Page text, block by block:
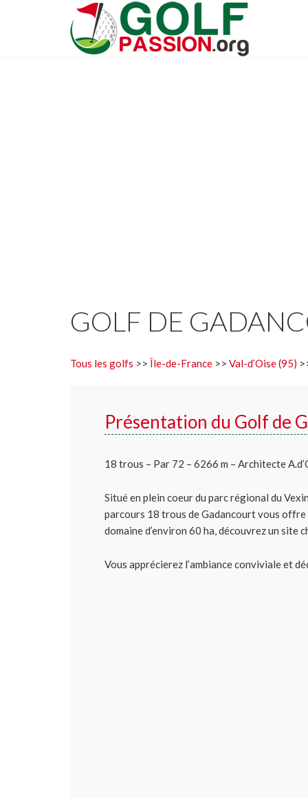
GOLF DE
Tous les golfs >> Île-de-France >> Val-d’Oise (95)
Présentation du Golf de
18 trous – Par 72 – 6266 m – Architecte
Situé en plein coeur du parc régional du
parcours 18 trous de Gadancourt vous offre
domaine d’environ 60 ha, découvrez un
Vous apprécierez l’ambiance conviviale et